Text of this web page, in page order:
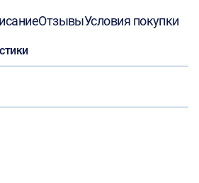
ОтзывыУсловия покупки